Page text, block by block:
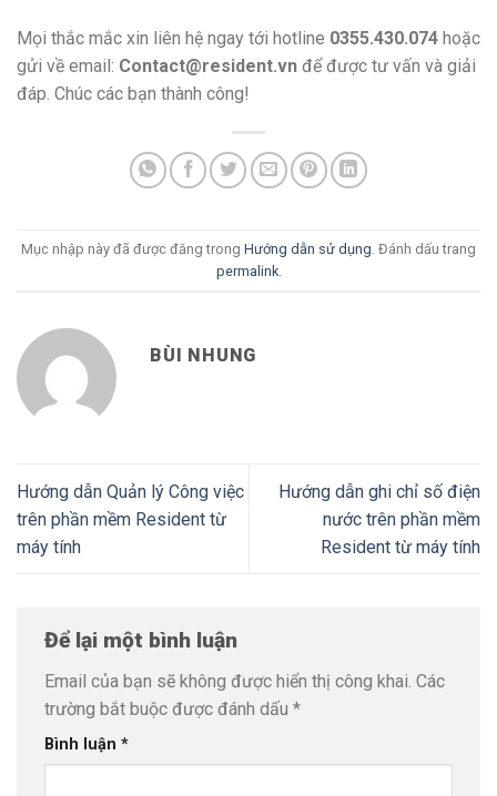
Mọi thắc mắc xin liên hệ ngay tới hotline 0355.430.074 hoặc
gửi về email: Contact@resident.vn để được tư vấn và giải
đáp. Chúc các bạn thành công!
Mục nhập này đã được đăng trong Hướng dẫn sử dụng . Đánh dấu trang
permalink.
BÙI NHUNG
Hướng dẫn Quản lý Công việc
trên phần mềm Resident từ
máy tính
Hướng dẫn ghi chỉ số điện
nước trên phần mềm
Resident từ máy tính
Để lại một bình luận
Email của bạn sẽ không được hiển thị công khai. Các
trường bắt buộc được đánh dấu *
Bình luận *